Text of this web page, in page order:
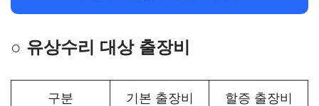
○ 유상수리 대상 출장비
구분 기본 출장비 할증 출장비